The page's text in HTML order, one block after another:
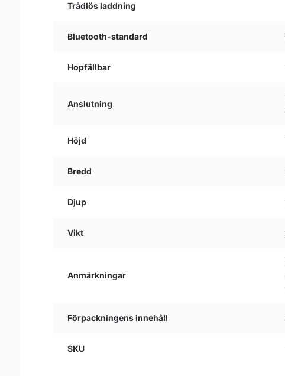
Trådlös laddning
Bluetooth-standard
Hopfällbar
Anslutning
Höjd
Bredd
Djup
Vikt
Anmärkningar
Förpackningens innehåll
SKU